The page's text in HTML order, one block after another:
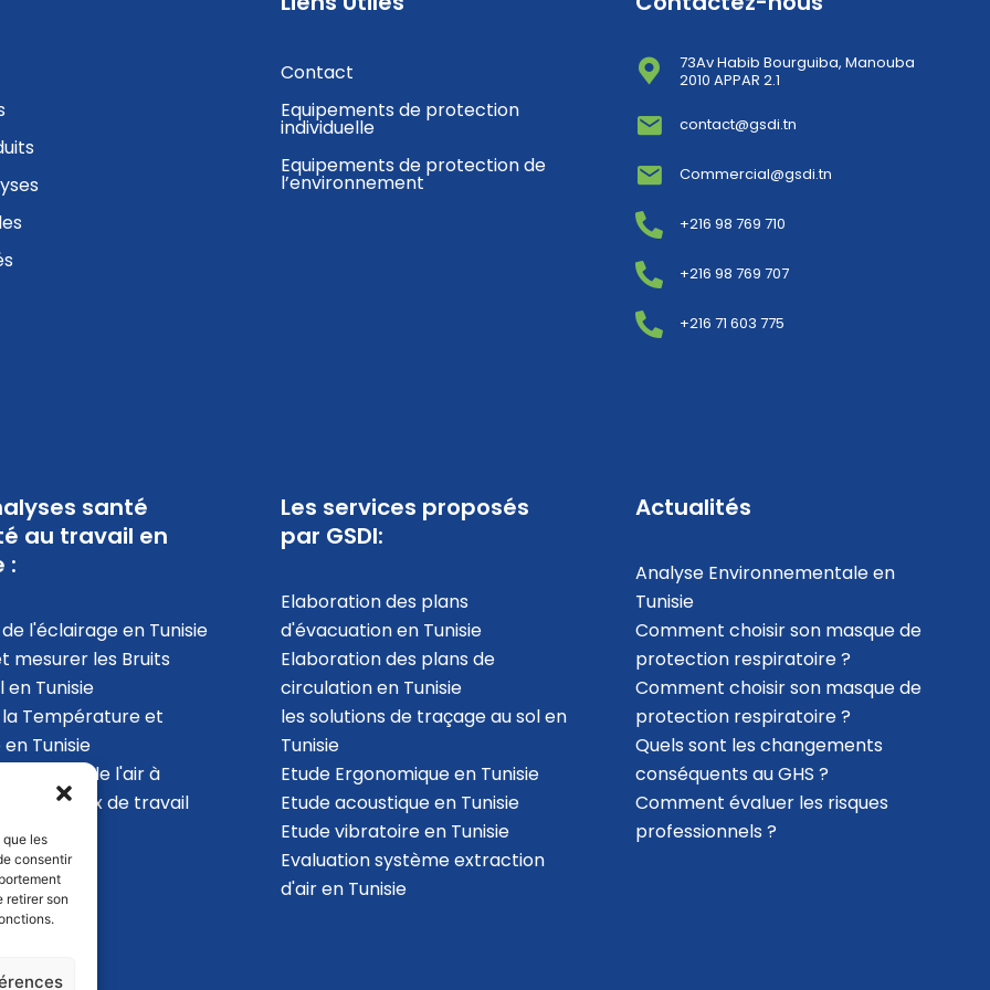
les
consentir
retirer son
Contact
Equipements de protection
individuelle
Equipements de protection de
l’environnement
73Av Habib Bourguiba, Manouba
2010 APPAR 2.1
contact@gsdi.tn
Commercial@gsdi.tn
+216 98 769 710
+216 98 769 707
+216 71 603 775
santé
au travail en
:
l'éclairage en Tunisie
mesurer les Bruits
en Tunisie
Température et
Tunisie
la qualité de l'air à
des locaux de travail
Les services proposés
par GSDI:
Elaboration des plans
d'évacuation​ en Tunisie
Elaboration des plans de
circulation en Tunisie
les solutions de traçage au sol en
Tunisie
Etude Ergonomique en Tunisie
Etude acoustique en Tunisie
Etude vibratoire en Tunisie
Evaluation système extraction
d'air en Tunisie
Actualités
Analyse Environnementale en
Tunisie
Comment choisir son masque de
protection respiratoire ?
Comment choisir son masque de
protection respiratoire ?
Quels sont les changements
conséquents au GHS ?
Comment évaluer les risques
professionnels ?